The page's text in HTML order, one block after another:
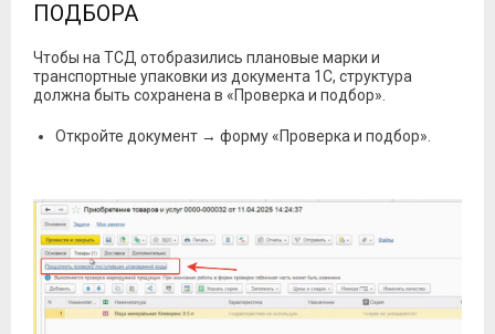
ПОДБОРА
Чтобы на ТСД отобразились плановые марки и
транспортные упаковки из документа 1С, структура
должна быть сохранена в «Проверка и подбор».
Откройте документ → форму «Проверка и подбор».